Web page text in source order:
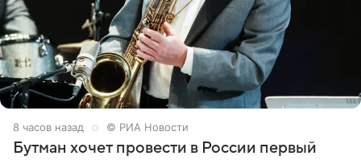
8 часов назад © РИА Новости
Бутман хочет провести в России первый